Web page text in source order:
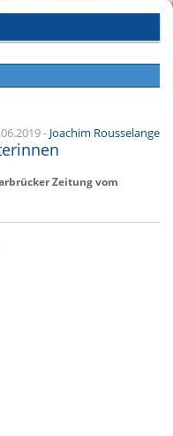
- Joachim Rousselange
Zeitung vom